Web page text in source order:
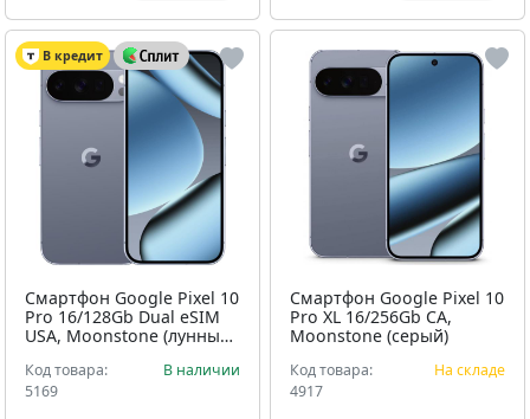
В кредит
Смартфон Google Pixel 10
Pro 16/128Gb Dual eSIM
USA, Moonstone (лунный
Код товара:
5169
В наличии
Смартфон Google Pixel 10
Pro XL 16/256Gb CA,
Moonstone (серый)
Код товара:
4917
На складе